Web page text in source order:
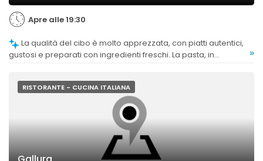
Apre alle 19:30
gustosi e preparati con ingredienti freschi. La pasta, in
complessivo molto positivo.
»
RISTORANTE - CUCINA ITALIANA